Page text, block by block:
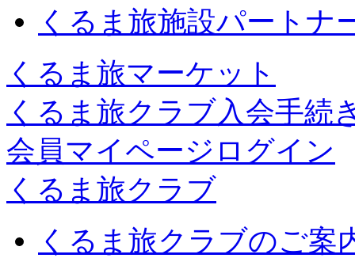
くるま旅施設パートナ
くるま旅マーケット
くるま旅クラブ入会手続
会員マイページログイン
くるま旅クラブ
くるま旅クラブのご案